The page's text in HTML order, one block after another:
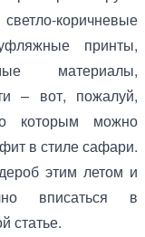
коричневые
принты,
материалы,
– вот, пожалуй,
которым можно
в стиле сафари.
этим летом и
вписаться в
статье.